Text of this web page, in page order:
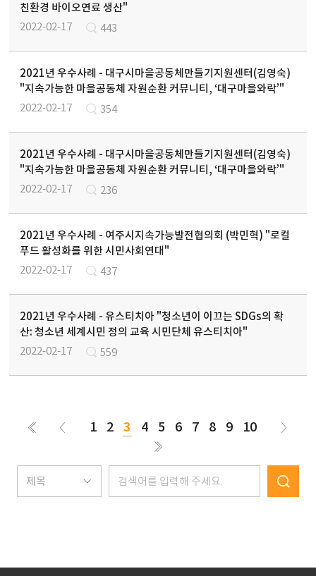
친환경 바이오연료 생산"
2022-02-17
443
2021년 우수사례 - 대구시마을공동체만들기지원센터(김영숙)
"지속가능한 마을공동체 자원순환 커뮤니티, ‘대구마을와락’"
2022-02-17
354
2021년 우수사례 - 대구시마을공동체만들기지원센터(김영숙)
"지속가능한 마을공동체 자원순환 커뮤니티, ‘대구마을와락’"
2022-02-17
236
2021년 우수사례 - 여주시지속가능발전협의회 (박민혁) "로컬
푸드 활성화를 위한 시민사회연대"
2022-02-17
437
2021년 우수사례 - 유스티치아 "청소년이 이끄는 SDGs의 확
산: 청소년 세계시민 정의 교육 시민단체 유스티치아"
2022-02-17
559
1 2 3 4 5 6 7 8 9 10